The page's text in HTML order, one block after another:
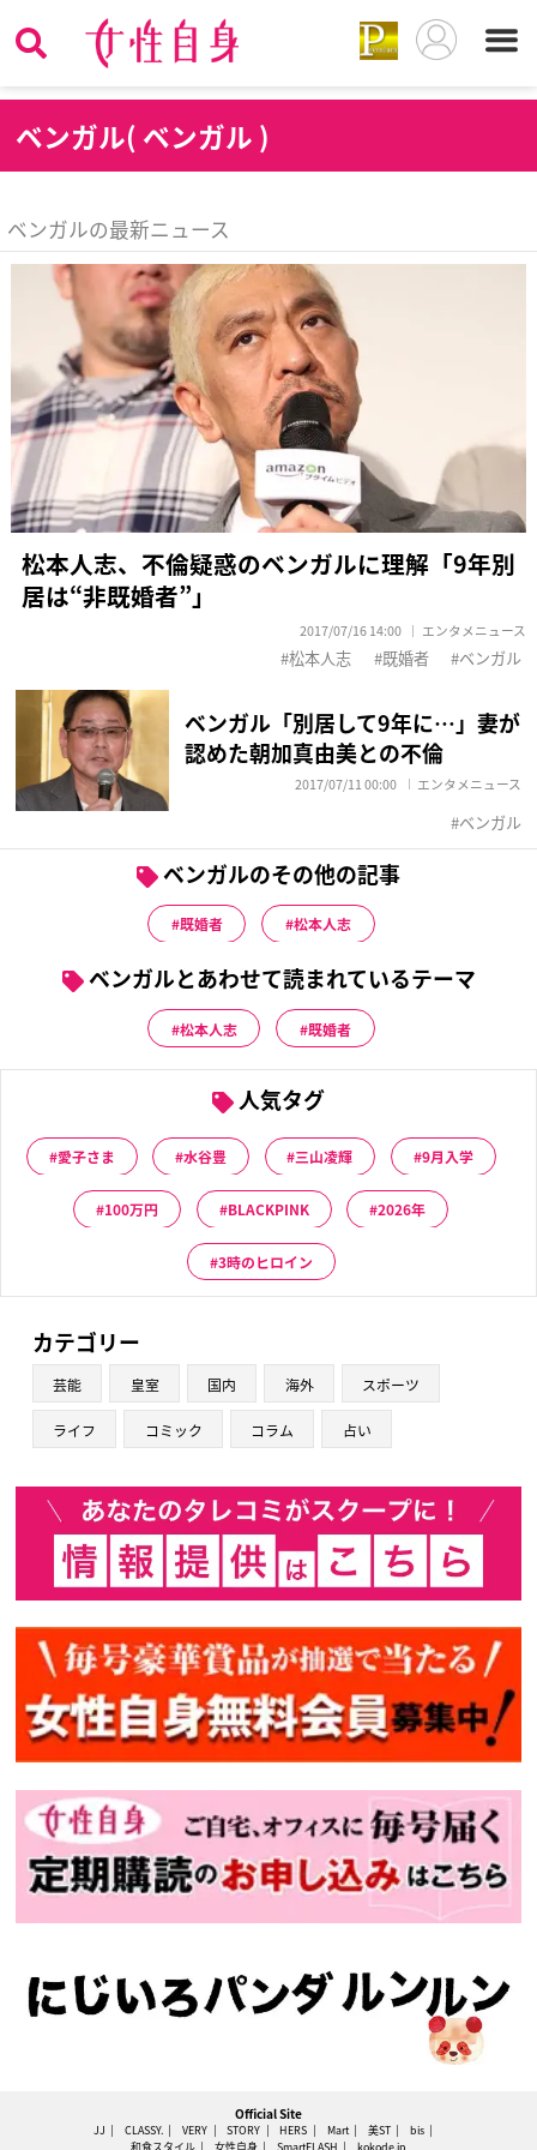
ベンガル( ベンガル )
ベンガルの最新ニュース
松本人志、不倫疑惑のベンガルに理解「9年別
居は“非既婚者”」
2017/07/16 14:00 エンタメニュース
松本人志 既婚者 ベンガル
ベンガル「別居して9年に…」妻が
認めた朝加真由美との不倫
2017/07/11 00:00 エンタメニュース
ベンガル
ベンガルのその他の記事
既婚者 松本人志
ベンガルとあわせて読まれているテーマ
松本人志 既婚者
人気タグ
愛子さま 水谷豊 三山凌輝 9月入学
100万円 BLACKPINK 2026年
3時のヒロイン
カテゴリー
芸能 皇室 国内 海外 スポーツ
ライフ コミック コラム 占い
Official Site
JJ CLASSY. VERY STORY HERS Mart 美ST
bis